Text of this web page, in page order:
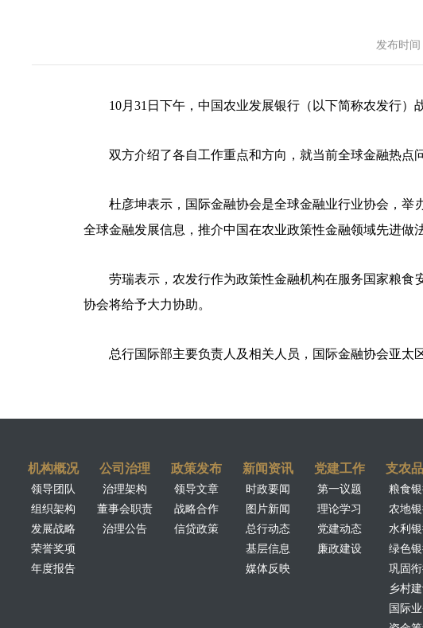
发布时间
10月31日下午，中国农业发展银行（以下简称农发行）
双方介绍了各自工作重点和方向，就当前全球金融热点
杜彦坤表示，国际金融协会是全球金融业行业协会，
全球金融发展信息，推介中国在农业政策性金融领域先进做法
劳瑞表示，农发行作为政策性金融机构在服务国家粮食
协会将给予大力协助。
总行国际部主要负责人及相关人员，国际金融协会亚太
机构概况
领导团队
组织架构
发展战略
荣誉奖项
年度报告
公司治理
治理架构
董事会职责
治理公告
政策发布
领导文章
战略合作
信贷政策
新闻资讯
时政要闻
图片新闻
总行动态
基层信息
媒体反映
党建工作
第一议题
理论学习
党建动态
廉政建设
支农
粮食
农地
水利
绿色
巩固
乡村
国际